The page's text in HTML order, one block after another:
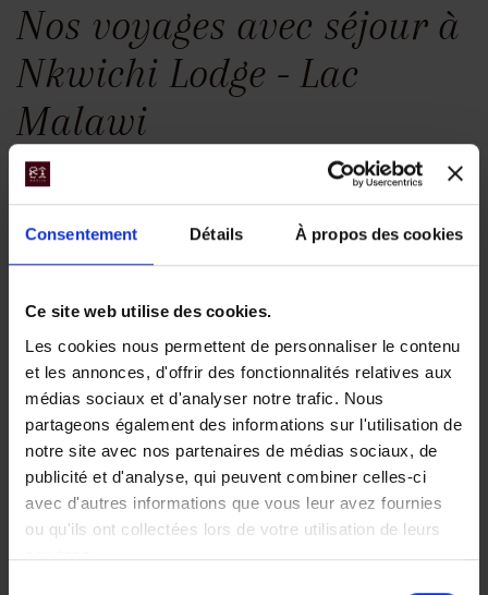
Consentement Détails À propos des cookies
Ce site web utilise des cookies.
Les cookies nous permettent de personnaliser le contenu
et les annonces, d'offrir des fonctionnalités relatives aux
médias sociaux et d'analyser notre trafic. Nous
partageons également des informations sur l'utilisation de
notre site avec nos partenaires de médias sociaux, de
publicité et d'analyse, qui peuvent combiner celles-ci
avec d'autres informations que vous leur avez fournies
ou qu'ils ont collectées lors de votre utilisation de leurs
services.
Nos voyages avec séjour à
Nkwichi Lodge - Lac
Malawi
Séjour au lac
Malawi sur l'île
de Likoma et à
Nkwichi
Splendeur des eaux
étincelantes du lac,
plages de sable blanc,